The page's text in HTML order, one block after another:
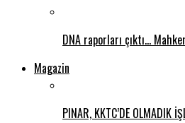
DNA raporları çıktı…
Magazin
PINAR, KKTC’DE OLMADIK